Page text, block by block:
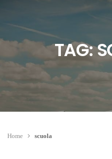
TAG:
Home scuola